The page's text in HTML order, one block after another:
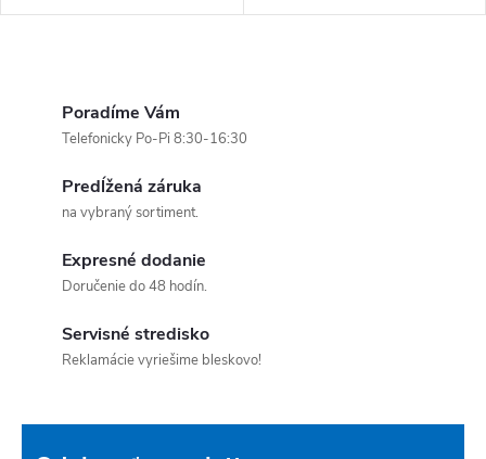
a 8 teplotnými stupňami od 60
reguláciou teploty
Poradíme Vám
Telefonicky Po-Pi 8:30-16:30
Predĺžená záruka
na vybraný sortiment.
Expresné dodanie
Doručenie do 48 hodín.
Servisné stredisko
Reklamácie vyriešime bleskovo!